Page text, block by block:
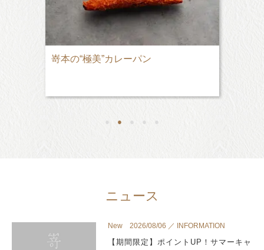
嵜本の“極美”カレーパン
● ● ● ● ●
ニュース
New 2026/08/06 ／ INFORMATION
【期間限定】ポイントUP！サマーキャ